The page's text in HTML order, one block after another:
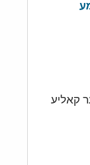
קאליע